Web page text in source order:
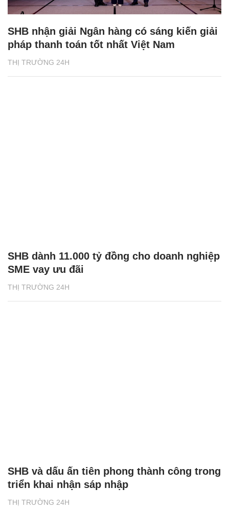
THỊ TRƯỜNG 24H
SHB nhận giải Ngân hàng có sáng kiến giải
pháp thanh toán tốt nhất Việt Nam
THỊ TRƯỜNG 24H
SHB dành 11.000 tỷ đồng cho doanh nghiệp
SME vay ưu đãi
THỊ TRƯỜNG 24H
SHB và dấu ấn tiên phong thành công trong
triển khai nhận sáp nhập